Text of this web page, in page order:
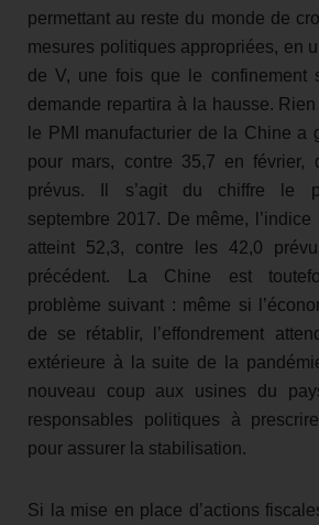
permettant au reste du monde de
mesures politiques appropriées, en
de V, une fois que le confinement
demande repartira à la hausse.
le PMI manufacturier de la Chine a
pour mars, contre 35,7 en février,
prévus. Il s’agit du chiffre le
septembre 2017. De même,
atteint 52,3, contre les 42,0
précédent. La Chine est
problème suivant : même si
de se rétablir, l’effondrement
extérieure à la suite de la
nouveau coup aux usines du
responsables politiques à
pour assurer la stabilisation.
Si la mise en place d’actions